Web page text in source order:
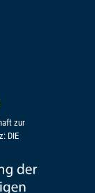
zur
DIE